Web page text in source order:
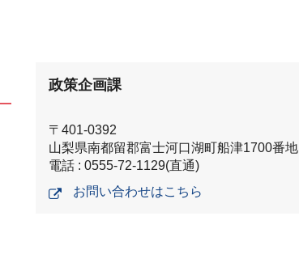
政策企画課
〒401-0392
山梨県南都留郡富士河口湖町船津1700番地
電話 : 0555-72-1129(直通)
お問い合わせはこちら